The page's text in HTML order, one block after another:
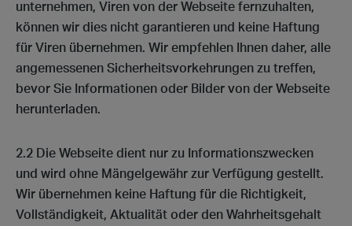
unternehmen, Viren von der Webseite fernzuhalten,
können wir dies nicht garantieren und keine Haftung
für Viren übernehmen. Wir empfehlen Ihnen daher, alle
angemessenen Sicherheitsvorkehrungen zu treffen,
bevor Sie Informationen oder Bilder von der Webseite
herunterladen.
2.2 Die Webseite dient nur zu Informationszwecken
und wird ohne Mängelgewähr zur Verfügung gestellt.
Wir übernehmen keine Haftung für die Richtigkeit,
Vollständigkeit, Aktualität oder den Wahrheitsgehalt